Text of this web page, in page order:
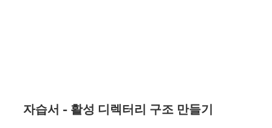
자습서 - 활성 디렉터리 구조 만들기